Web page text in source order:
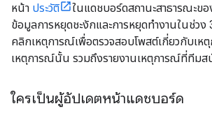
หน้า ประวัติ
ในแดชบอร์ดสถานะสาธารณะข
ข้อมูลการหยุดชะงักและการหยุดทำงานในช่ว
คลิกเหตุการณ์เพื่อตรวจสอบโพสต์เกี่ยวกับเห
เหตุการณ์นั้น รวมถึงรายงานเหตุการณ์ที่ทีม
ใครเป็นผู้อัปเดตหน้าแดชบอร์ด